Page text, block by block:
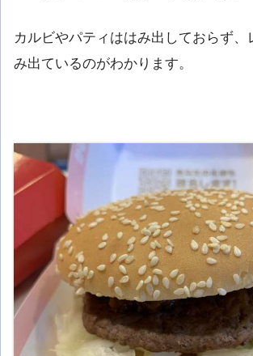
カルビやパティははみ出しておらず、
み出ているのがわかります。